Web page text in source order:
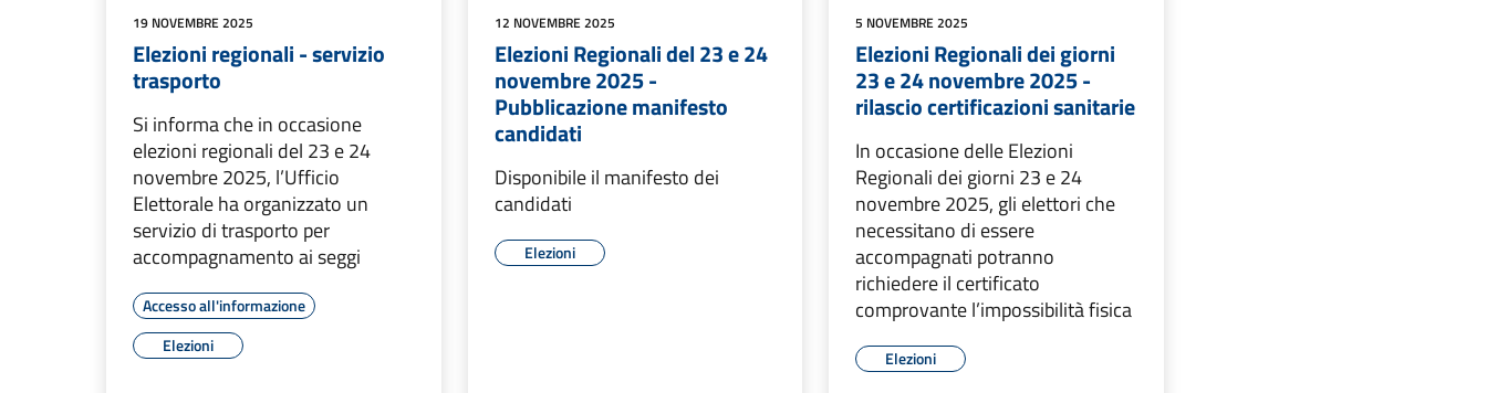
19 NOVEMBRE 2025
Elezioni regionali - servizio
trasporto
Si informa che in occasione
elezioni regionali del 23 e 24
novembre 2025, l’Ufficio
Elettorale ha organizzato un
servizio di trasporto per
accompagnamento ai seggi
Accesso all'informazione
Elezioni
12 NOVEMBRE 2025
Elezioni Regionali del 23 e 24
novembre 2025 -
Pubblicazione manifesto
candidati
Disponibile il manifesto dei
candidati
Elezioni
5 NOVEMBRE 2025
Elezioni Regionali dei giorni
23 e 24 novembre 2025 -
rilascio certificazioni sanitarie
In occasione delle Elezioni
Regionali dei giorni 23 e 24
novembre 2025, gli elettori che
necessitano di essere
accompagnati potranno
richiedere il certificato
comprovante l’impossibilità fisica
Elezioni